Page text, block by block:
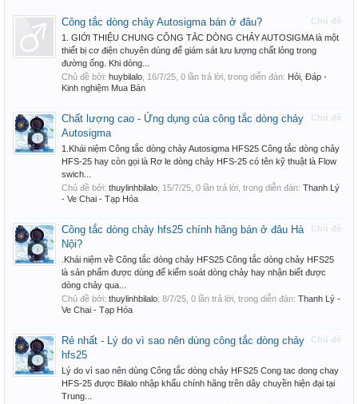
Chủ đề
Công tắc dòng chảy Autosigma bán ở đâu?
1. GIỚI THIỆU CHUNG CÔNG TẮC DÒNG CHẢY AUTOSIGMA là một
thiết bị cơ điện chuyên dùng để giám sát lưu lượng chất lỏng trong
đường ống. Khi dòng...
Chủ đề bởi: huybilalo 16/7/25 , 0 lần trả lời, trong diễn đàn: Hỏi, Đáp -
Kinh nghiệm Mua Bán
Chủ đề
Chất lượng cao - Ứng dụng của công tắc dòng chảy
Autosigma
1.Khái niệm Công tắc dòng chảy Autosigma HFS25 Công tắc dòng chảy
HFS-25 hay còn gọi là Rơ le dòng chảy HFS-25 có tên kỹ thuật là Flow
swich...
Chủ đề bởi: thuylinhbilalo 15/7/25 , 0 lần trả lời, trong diễn đàn: Thanh Lý
- Ve Chai - Tạp Hóa
Chủ đề
Công tắc dòng chảy hfs25 chính hãng bán ở đâu Hà
Nội?
.Khái niệm về Công tắc dòng chảy HFS25 Công tắc dòng chảy HFS25
là sản phẩm được dùng để kiểm soát dòng chảy hay nhận biết được
dòng chảy qua...
Chủ đề bởi: thuylinhbilalo 8/7/25 , 0 lần trả lời, trong diễn đàn: Thanh Lý -
Ve Chai - Tạp Hóa
Chủ đề
Rẻ nhất - Lý do vì sao nên dùng công tắc dòng chảy
hfs25
Lý do vì sao nên dùng Công tắc dòng chảy HFS25 Cong tac dong chay
HFS-25 được Bilalo nhập khẩu chính hãng trên dây chuyền hiện đại tại
Trung...